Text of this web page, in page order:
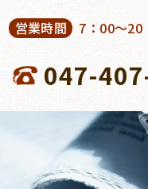
営業時間 7：00～20
047-